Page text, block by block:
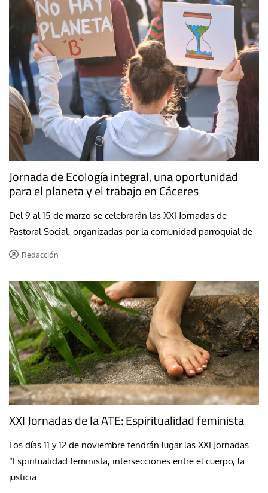
Jornada de Ecología integral, una oportunidad
para el planeta y el trabajo en Cáceres
Del 9 al 15 de marzo se celebrarán las XXI Jornadas de
Pastoral Social, organizadas por la comunidad parroquial de
Redacción
XXI Jornadas de la ATE: Espiritualidad feminista
Los días 11 y 12 de noviembre tendrán lugar las XXI Jornadas
“Espiritualidad feminista, intersecciones entre el cuerpo, la
justicia